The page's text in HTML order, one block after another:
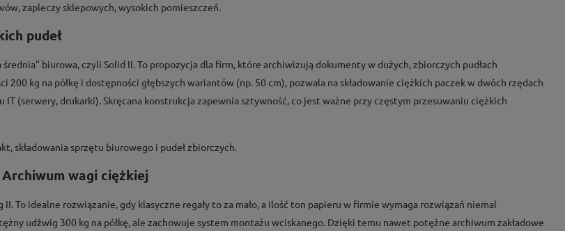
zapleczy sklepowych, wysokich pomieszczeń.
pudeł
biurowa, czyli Solid II. To propozycja dla firm, które archiwizują dokumenty w dużych, zbiorczych pudłach
200 kg na półkę i dostępności głębszych wariantów (np. 50 cm), pozwala na składowanie ciężkich paczek w dwóch rzędach
(serwery, drukarki). Skręcana konstrukcja zapewnia sztywność, co jest ważne przy częstym przesuwaniu ciężkich
składowania sprzętu biurowego i pudeł zbiorczych.
Archiwum wagi ciężkiej
II. To idealne rozwiązanie, gdy klasyczne regały to za mało, a ilość ton papieru w firmie wymaga rozwiązań niemal
udźwig 300 kg na półkę, ale zachowuje system montażu wciskanego. Dzięki temu nawet potężne archiwum zakładowe